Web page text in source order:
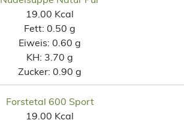
19.00 Kcal
Fett: 0.50 g
Eiweis: 0.60 g
KH: 3.70 g
Zucker: 0.90 g
Forstetal 600 Sport
19.00 Kcal